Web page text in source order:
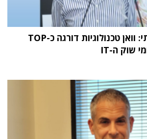
מחקר STKI השנתי: וואן טכנולוגיות דורגה כ-TOP